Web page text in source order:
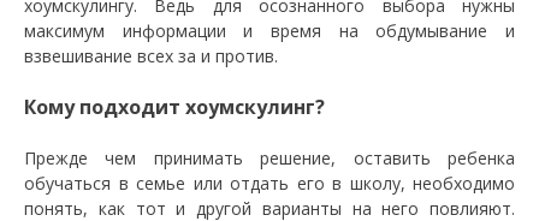
хоумскулингу. Ведь для осознанного выбора нужны
максимум информации и время на обдумывание и
взвешивание всех за и против.
Кому подходит хоумскулинг?
Прежде чем принимать решение, оставить ребенка
обучаться в семье или отдать его в школу, необходимо
понять, как тот и другой варианты на него повлияют.